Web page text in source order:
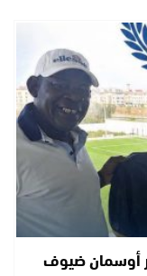
أوسمان ضيوف